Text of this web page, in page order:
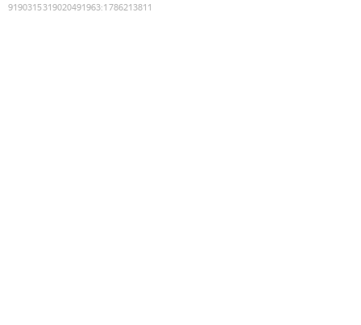
9190315319020491963:1786213811